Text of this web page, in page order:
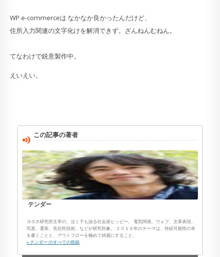
WP e-commerceは なかなか良かったんだけど、
住所入力関連の文字化けを解消できず。ざんねんむねん。
てなわけで鋭意製作中。
えいえい。
この記事の著者
テンダー
ヨホホ研究所主宰の、泣く子も訛る社会派ヒッピー。 電気関係、ウェブ、文章表現、
写真、選挙、先住民技術、などが研究対象。 ２０１６年のテーマは、持続可能性の本
を書くことと、アウトフローを極めて綺麗にすること。
» テンダー のすべての投稿